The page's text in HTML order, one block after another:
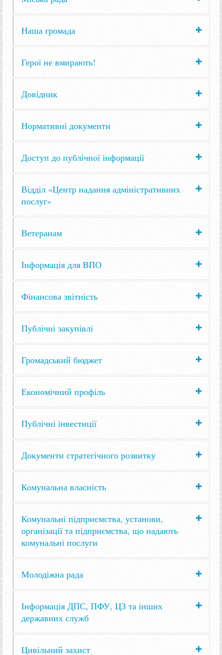
Наша громада
Герої не вмирають!
Довідник
Нормативні документи
Доступ до публічної інформації
Відділ «Центр надання адміністративних
послуг»
Ветеранам
Інформація для ВПО
Фінансова звітність
Публічні закупівлі
Громадський бюджет
Економічний профіль
Публічні інвестиції
Документи стратегічного розвитку
Комунальна власність
Комунальні підприємства, установи,
організації та підприємства, що надають
комунальні послуги
Молодіжна рада
Інформація ДПС, ПФУ, ЦЗ та інших
державних служб
Цивільний захист